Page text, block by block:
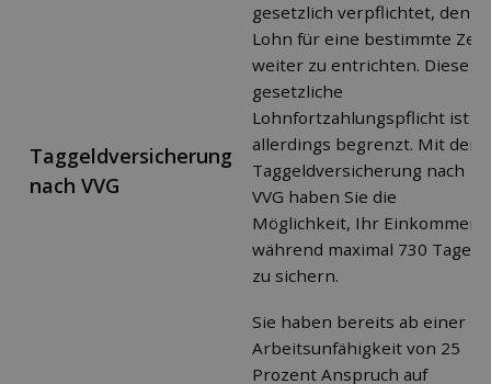
Taggeldversicherung
nach VVG
gesetzlich verpflichtet, den
Lohn für eine bestimmte Zeit
weiter zu entrichten. Diese
gesetzliche
Lohnfortzahlungspflicht ist
allerdings begrenzt. Mit der
Taggeldversicherung nach
VVG haben Sie die
Möglichkeit, Ihr Einkommen
während maximal 730 Tagen
zu sichern.
Sie haben bereits ab einer
Arbeitsunfähigkeit von 25
Prozent Anspruch auf